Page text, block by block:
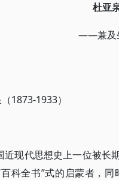
杜亚
——兼及
1933）
近现代思想史上一位被长
科全书”式的启蒙者，